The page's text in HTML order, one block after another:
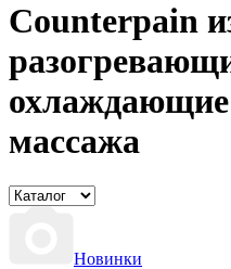
Counterpain
охлаждающие
массажа
Новинки